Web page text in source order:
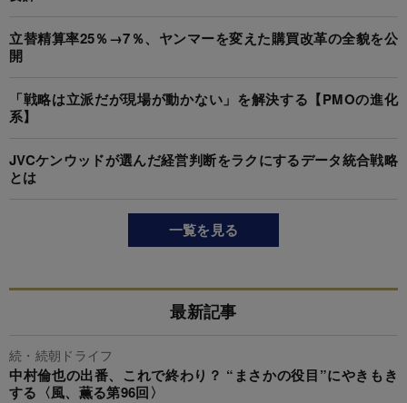
立替精算率25％→7％、ヤンマーを変えた購買改革の全貌を公
開
「戦略は立派だが現場が動かない」を解決する【PMOの進化
系】
JVCケンウッドが選んだ経営判断をラクにするデータ統合戦略
とは
一覧を見る
最新記事
続・続朝ドライフ
中村倫也の出番、これで終わり？ “まさかの役目”にやきもき
する〈風、薫る第96回〉